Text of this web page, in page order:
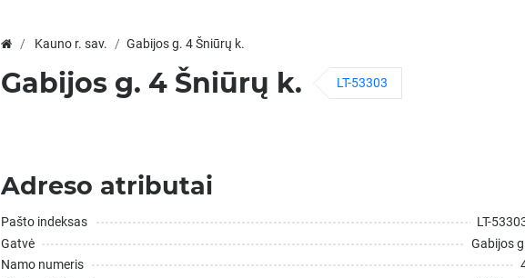
Kauno r. sav. Gabijos g. 4 Šniūrų k.
Gabijos g. 4 Šniūrų k. LT-53303
Adreso atributai
Pašto indeksas
LT-
Gatvė
Gabijos
Namo numeris